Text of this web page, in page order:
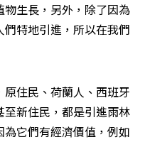
生長，另外，除了因為
特地引進，所以在我們
住民、荷蘭人、西班牙
新住民，都是引進雨林
它們有經濟價值，例如